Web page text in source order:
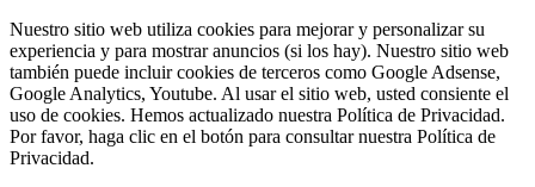
Nuestro sitio web utiliza cookies para mejorar y personalizar su
experiencia y para mostrar anuncios (si los hay). Nuestro sitio web
también puede incluir cookies de terceros como Google Adsense,
Google Analytics, Youtube. Al usar el sitio web, usted consiente el
uso de cookies. Hemos actualizado nuestra Política de Privacidad.
Por favor, haga clic en el botón para consultar nuestra Política de
Privacidad.